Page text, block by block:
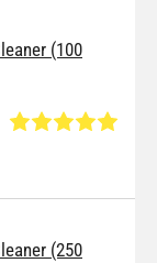
(100
(250